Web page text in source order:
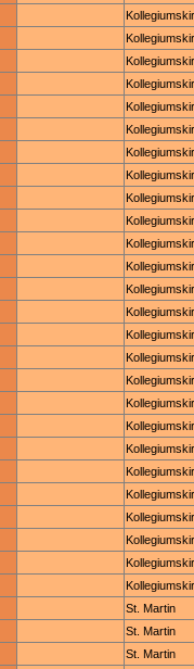
St. Martin
St. Martin
St. Martin